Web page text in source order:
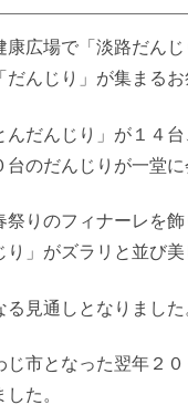
広場で「淡路だん
んじり」が集まるお
だんじり」が１４
のだんじりが一堂に
りのフィナーレを
」がズラリと並び美
見通しとなりました
市となった翌年２
た。